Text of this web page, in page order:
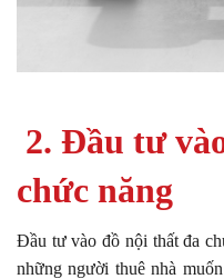
2. Đầu tư
chức năng
Đầu tư vào đồ nội thất đa
những người thuê nhà